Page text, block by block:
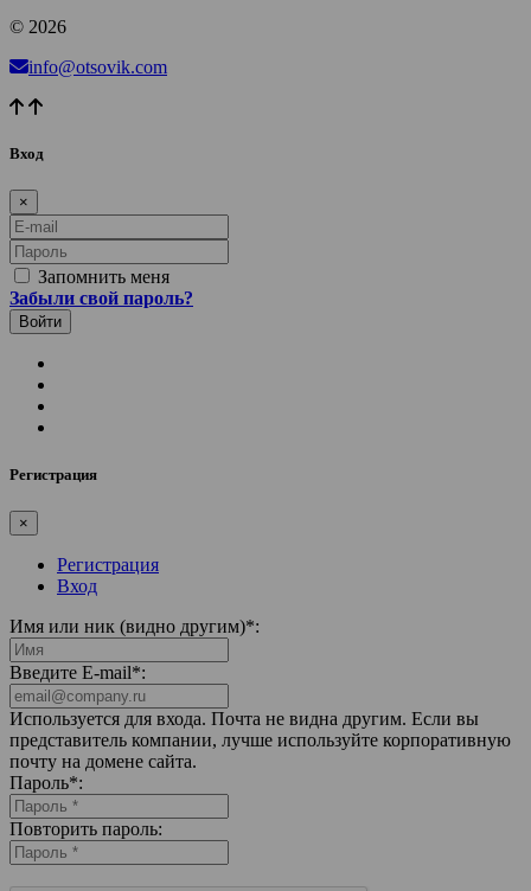
© 2026
info@otsovik.com
Вход
×
E-mail
Пароль
Запомнить меня
Забыли свой пароль?
Регистрация
×
Регистрация
Вход
Имя или ник (видно другим)*:
Введите E-mail*:
Используется для входа. Почта не видна другим. Если вы
представитель компании, лучше используйте корпоративную
почту на домене сайта.
Пароль*:
Повторить пароль: